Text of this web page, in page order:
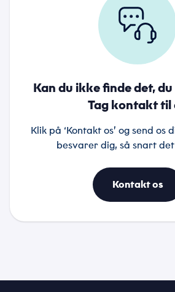
Kan du ikke finde det,
Tag kontakt til
Klik på ‘Kontakt os’ og send os
besvarer dig, så snart
Kontakt os